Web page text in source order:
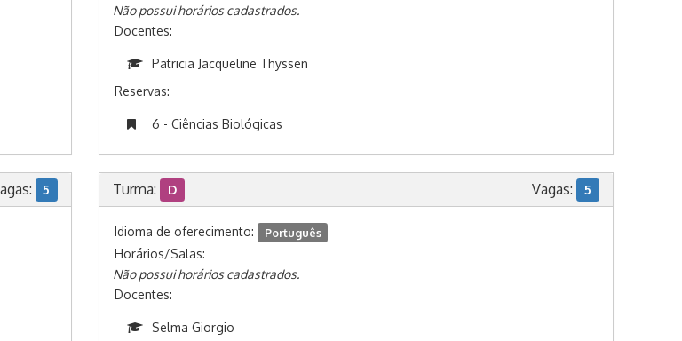
Não possui horários cadastrados.
Docentes:
Patricia Jacqueline Thyssen
Reservas:
6 - Ciências Biológicas
5 Turma: D Vagas: 5
Idioma de oferecimento: Português
Horários/Salas:
Não possui horários cadastrados.
Docentes:
Selma Giorgio